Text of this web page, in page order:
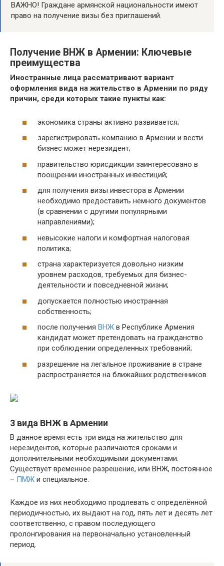
ВАЖНО! Граждане армянской национальности имеют
право на получение визы без приглашений.
Получение ВНЖ в Армении: Ключевые
преимущества
Иностранные лица рассматривают вариант
оформления вида на жительство в Армении по ряду
причин, среди которых такие пункты как:
экономика страны активно развивается;
зарегистрировать компанию в Армении и вести
бизнес может нерезидент;
правительство юрисдикции заинтересовано в
поощрении иностранных инвестиций;
для получения визы инвестора в Армении
необходимо предоставить немного документов
(в сравнении с другими популярными
направлениями);
невысокие налоги и комфортная налоговая
политика;
страна характеризуется довольно низким
уровнем расходов, требуемых для бизнес-
деятельности и повседневной жизни;
допускается полностью иностранная
собственность;
после получения ВНЖ в Республике Армения
кандидат может претендовать на гражданство
при соблюдении определенных требований;
разрешение на легальное проживание в стране
распространяется на ближайших родственников.
3 вида ВНЖ в Армении
В данное время есть три вида на жительство для
нерезидентов, которые различаются сроками и
дополнительными необходимыми документами.
Существует временное разрешение, или ВНЖ, постоянное
– ПМЖ и специальное.
Каждое из них необходимо продлевать с определённой
периодичностью, их выдают на год, пять лет и десять лет
соответственно, с правом последующего
пролонгирования на первоначально установленный
период.